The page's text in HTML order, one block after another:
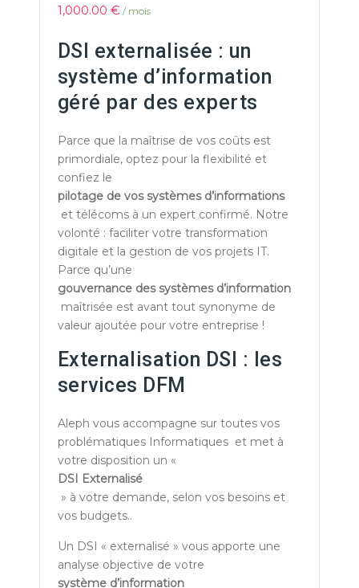
1,000.00 € / mois
DSI externalisée : un
système d’information
géré par des experts
Parce que la maîtrise de vos coûts est
primordiale, optez pour la flexibilité et
confiez le
pilotage de vos systèmes d’informations
et télécoms à un expert confirmé. Notre
volonté : faciliter votre transformation
digitale et la gestion de vos projets IT.
Parce qu’une
gouvernance des systèmes d’information
maîtrisée est avant tout synonyme de
valeur ajoutée pour votre entreprise !
Externalisation DSI : les
services DFM
Aleph vous accompagne sur toutes vos
problématiques Informatiques et met à
votre disposition un «
DSI Externalisé
» à votre demande, selon vos besoins et
vos budgets..
Un DSI « externalisé » vous apporte une
analyse objective de votre
système d’information